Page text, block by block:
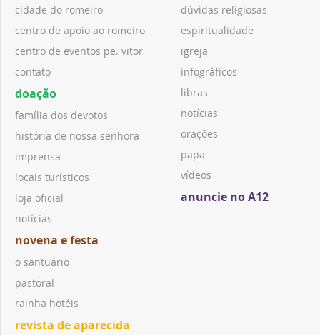
cidade do romeiro
centro de apoio ao romeiro
centro de eventos pe. vitor
contato
doação
família dos devotos
história de nossa senhora
imprensa
locais turísticos
loja oficial
notícias
novena e festa
o santuário
pastoral
rainha hotéis
revista de aparecida
dúvidas religiosas
espiritualidade
igreja
infográficos
libras
notícias
orações
papa
vídeos
anuncie no A12